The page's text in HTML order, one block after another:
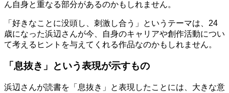
ん自身と重なる部分があるのかもしれません。
「好きなことに没頭し、刺激し合う」というテーマは、24
歳になった浜辺さんが今、自身のキャリアや創作活動につい
て考えるヒントを与えてくれる作品なのかもしれません。
「息抜き」という表現が示すもの
浜辺さんが読書を「息抜き」と表現したことには、大きな意